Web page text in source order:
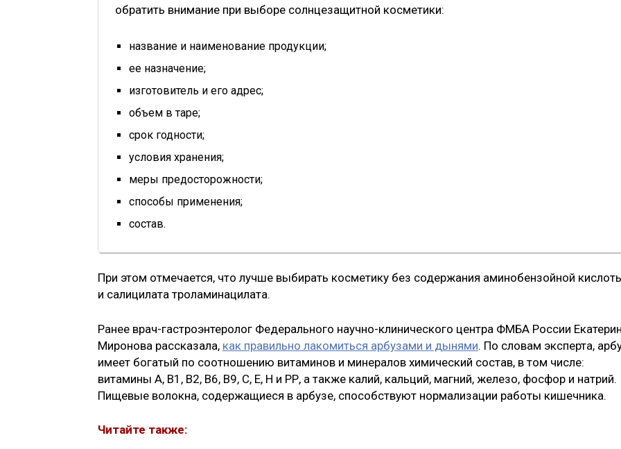
обратить внимание при выборе солнцезащитной косметики:
название и наименование продукции;
ее назначение;
изготовитель и его адрес;
объем в таре;
срок годности;
условия хранения;
меры предосторожности;
способы применения;
состав.
При этом отмечается, что лучше выбирать косметику без содержания аминобензойной
и салицилата троламинацилата.
Ранее врач-гастроэнтеролог Федерального научно-клинического центра ФМБА России
Миронова рассказала, как правильно лакомиться арбузами и дынями. По словам эксперта,
имеет богатый по соотношению витаминов и минералов химический состав, в том числе:
витамины А, В1, В2, В6, В9, С, Е, Н и РР, а также калий, кальций, магний, железо, фосфор и натрий.
Пищевые волокна, содержащиеся в арбузе, способствуют нормализации работы кишечника.
Читайте также: